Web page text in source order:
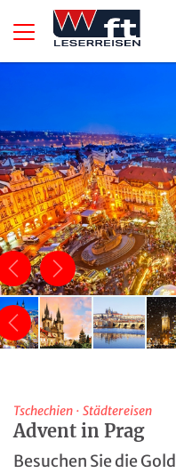
Es konnten keine gültigen
Tschechien · Städtereisen
Advent in Prag
Besuchen Sie die